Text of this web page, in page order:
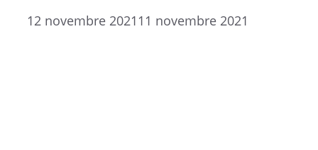
12 novembre 2021 11 novembre 2021